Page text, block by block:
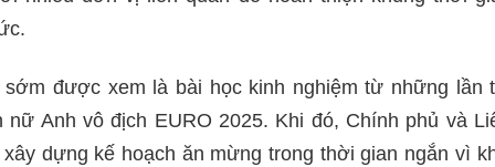
được xem là bài học kinh nghiệm từ những lần
nữ Anh vô địch EURO 2025. Khi đó, Chính phủ và
dựng kế hoạch ăn mừng trong thời gian ngắn vì